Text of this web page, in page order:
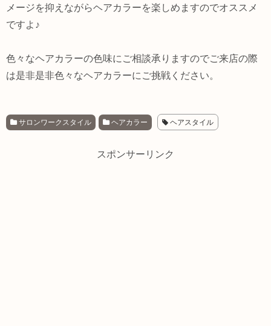
メージを抑えながらヘアカラーを楽しめますのでオススメ
ですよ♪
色々なヘアカラーの色味にご相談承りますのでご来店の際
は是非是非色々なヘアカラーにご挑戦ください。
サロンワークスタイル ヘアカラー ヘアスタイル
スポンサーリンク